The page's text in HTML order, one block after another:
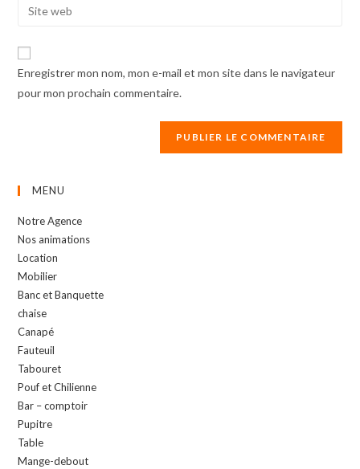
to
address
comment
website
URL
Enregistrer mon nom, mon e-mail et mon site dans le navigateur
pour mon prochain commentaire.
MENU
Notre Agence
Nos animations
Location
Mobilier
Banc et Banquette
chaise
Canapé
Fauteuil
Tabouret
Pouf et Chilienne
Bar – comptoir
Pupitre
Table
Mange-debout